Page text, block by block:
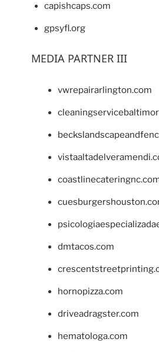
capishcaps.com
gpsyfl.org
MEDIA PARTNER III
vwrepairarlington.com
dmtacos.com
hornopizza.com
driveadragster.com
hematologa.com